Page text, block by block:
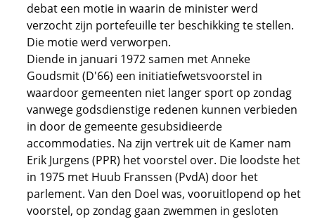
debat een motie in waarin de minister werd
verzocht zijn portefeuille ter beschikking te stellen.
Die motie werd verworpen.
Diende in januari 1972 samen met Anneke
Goudsmit (D'66) een initiatiefwetsvoorstel in
waardoor gemeenten niet langer sport op zondag
vanwege godsdienstige redenen kunnen verbieden
in door de gemeente gesubsidieerde
accommodaties. Na zijn vertrek uit de Kamer nam
Erik Jurgens (PPR) het voorstel over. Die loodste het
in 1975 met Huub Franssen (PvdA) door het
parlement. Van den Doel was, vooruitlopend op het
voorstel, op zondag gaan zwemmen in gesloten